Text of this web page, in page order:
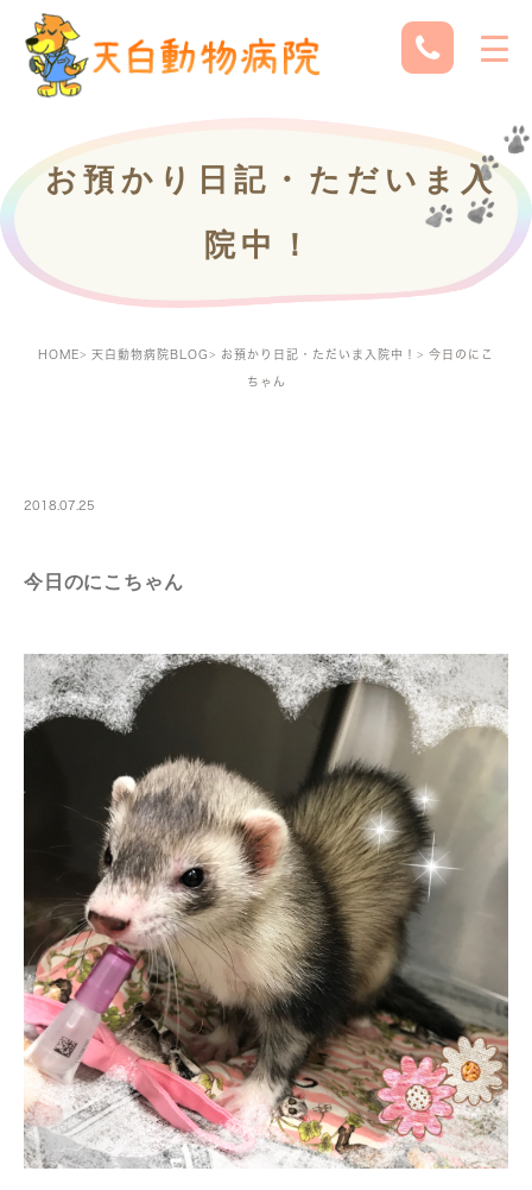
お預かり日記・ただいま入
院中！
HOME 天白動物病院BLOG お預かり日記・ただいま入院中！ 今日のにこ
ちゃん
2018.07.25
今日のにこちゃん